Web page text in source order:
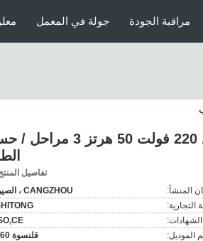
جولة في المعمل مراقبة الجودة
دائم بلاط السقف المعدني لفة تشكيل آلة الجهد 220 فولت 50
تفاصيل
المنشأ:
CANGZHOU ، الصين
التجارية:
الشهادات:
الموديل:
قلنسوة 260